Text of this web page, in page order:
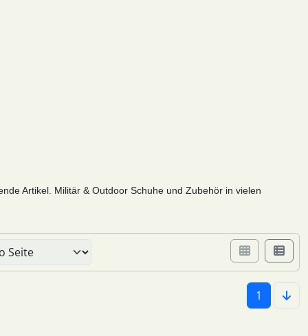
Artikel. Militär & Outdoor Schuhe und Zubehör in vielen
1